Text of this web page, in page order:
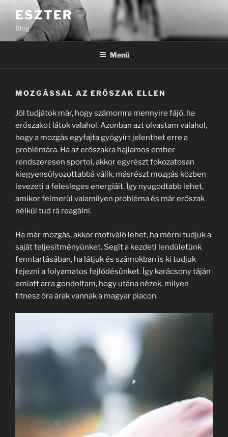
Tartalomhoz
ESZTER
Blog
Menü
MOZGÁSSAL AZ ERŐSZAK ELLEN
Jól tudjátok már, hogy számomra mennyire fájó, ha
erőszakot látok valahol. Azonban azt olvastam valahol,
hogy a mozgás egyfajta gyógyírt jelenthet erre a
problémára. Ha az erőszakra hajlamos ember
rendszeresen sportol, akkor egyrészt fokozatosan
kiegyensúlyozottabbá válik, másrészt mozgás közben
levezeti a felesleges energiáit. Így nyugodtabb lehet,
amikor felmerül valamilyen probléma és már erőszak
nélkül tud rá reagálni.
Ha már mozgás, akkor motiváló lehet, ha mérni tudjuk a
saját teljesítményünket. Segít a kezdeti lendületünk
fenntartásában, ha látjuk és számokban is ki tudjuk
fejezni a folyamatos fejlődésünket. Így karácsony táján
emiatt arra gondoltam, hogy utána nézek, milyen
fitnesz óra árak vannak a magyar piacon.